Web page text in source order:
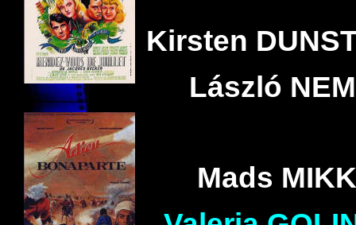
Kirsten
László
Mads